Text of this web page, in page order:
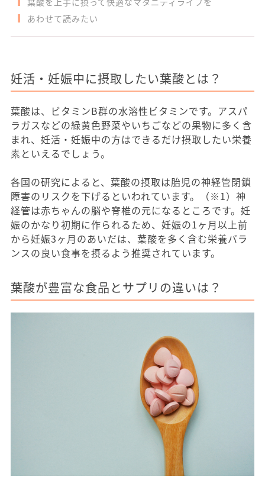
あわせて読みたい
妊活・妊娠中に摂取したい葉酸とは？
葉酸は、ビタミンB群の水溶性ビタミンです。アスパ
ラガスなどの緑黄色野菜やいちごなどの果物に多く含
まれ、妊活・妊娠中の方はできるだけ摂取したい栄養
素といえるでしょう。
各国の研究によると、葉酸の摂取は胎児の神経管閉鎖
障害のリスクを下げるといわれています。（※1）神
経管は赤ちゃんの脳や脊椎の元になるところです。妊
娠のかなり初期に作られるため、妊娠の1ヶ月以上前
から妊娠3ヶ月のあいだは、葉酸を多く含む栄養バラ
ンスの良い食事を摂るよう推奨されています。
葉酸が豊富な食品とサプリの違いは？